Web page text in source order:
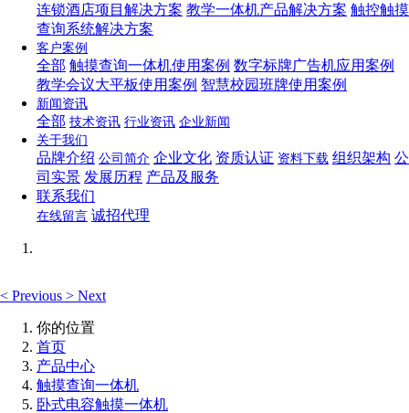
连锁酒店项目解决方案 教学一体机产品解决方案 触控触摸
查询系统解决方案
客户案例
全部 触摸查询一体机使用案例 数字标牌广告机应用案例
教学会议大平板使用案例 智慧校园班牌使用案例
新闻资讯
全部 技术资讯 行业资讯 企业新闻
关于我们
品牌介绍 公司简介 企业文化 资质认证 资料下载 组织架构 公
司实景 发展历程 产品及服务
联系我们
在线留言 诚招代理
< Previous > Next
你的位置
首页
产品中心
触摸查询一体机
卧式电容触摸一体机